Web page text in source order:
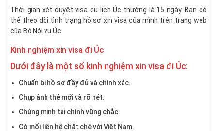
Thời gian xét duyệt visa du lịch Úc thường là 15 ngày. Bạn có
thể theo dõi tình trạng hồ sơ xin visa của mình trên trang web
của Bộ Nội vụ Úc.
Kinh nghiệm xin visa đi Úc
Dưới đây là một số kinh nghiệm xin visa đi Úc:
Chuẩn bị hồ sơ đầy đủ và chính xác.
Chụp ảnh thẻ mới và rõ nét.
Chứng minh tài chính vững chắc.
Có mối liên hệ chặt chẽ với Việt Nam.